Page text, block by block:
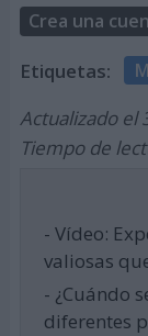
Crea una
Etiquetas:
Actualizado el
Tiempo de
- Vídeo:
valiosas
- ¿Cuándo
diferentes